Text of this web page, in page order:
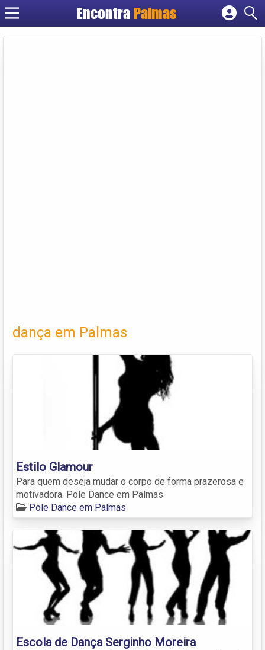
Encontra Palmas
Cadastrar empresa
dança em Palmas
Estilo Glamour
Para quem deseja mudar o corpo de forma prazerosa e
motivadora. Pole Dance em Palmas
Pole Dance em Palmas
Escola de Dança Serginho Moreira